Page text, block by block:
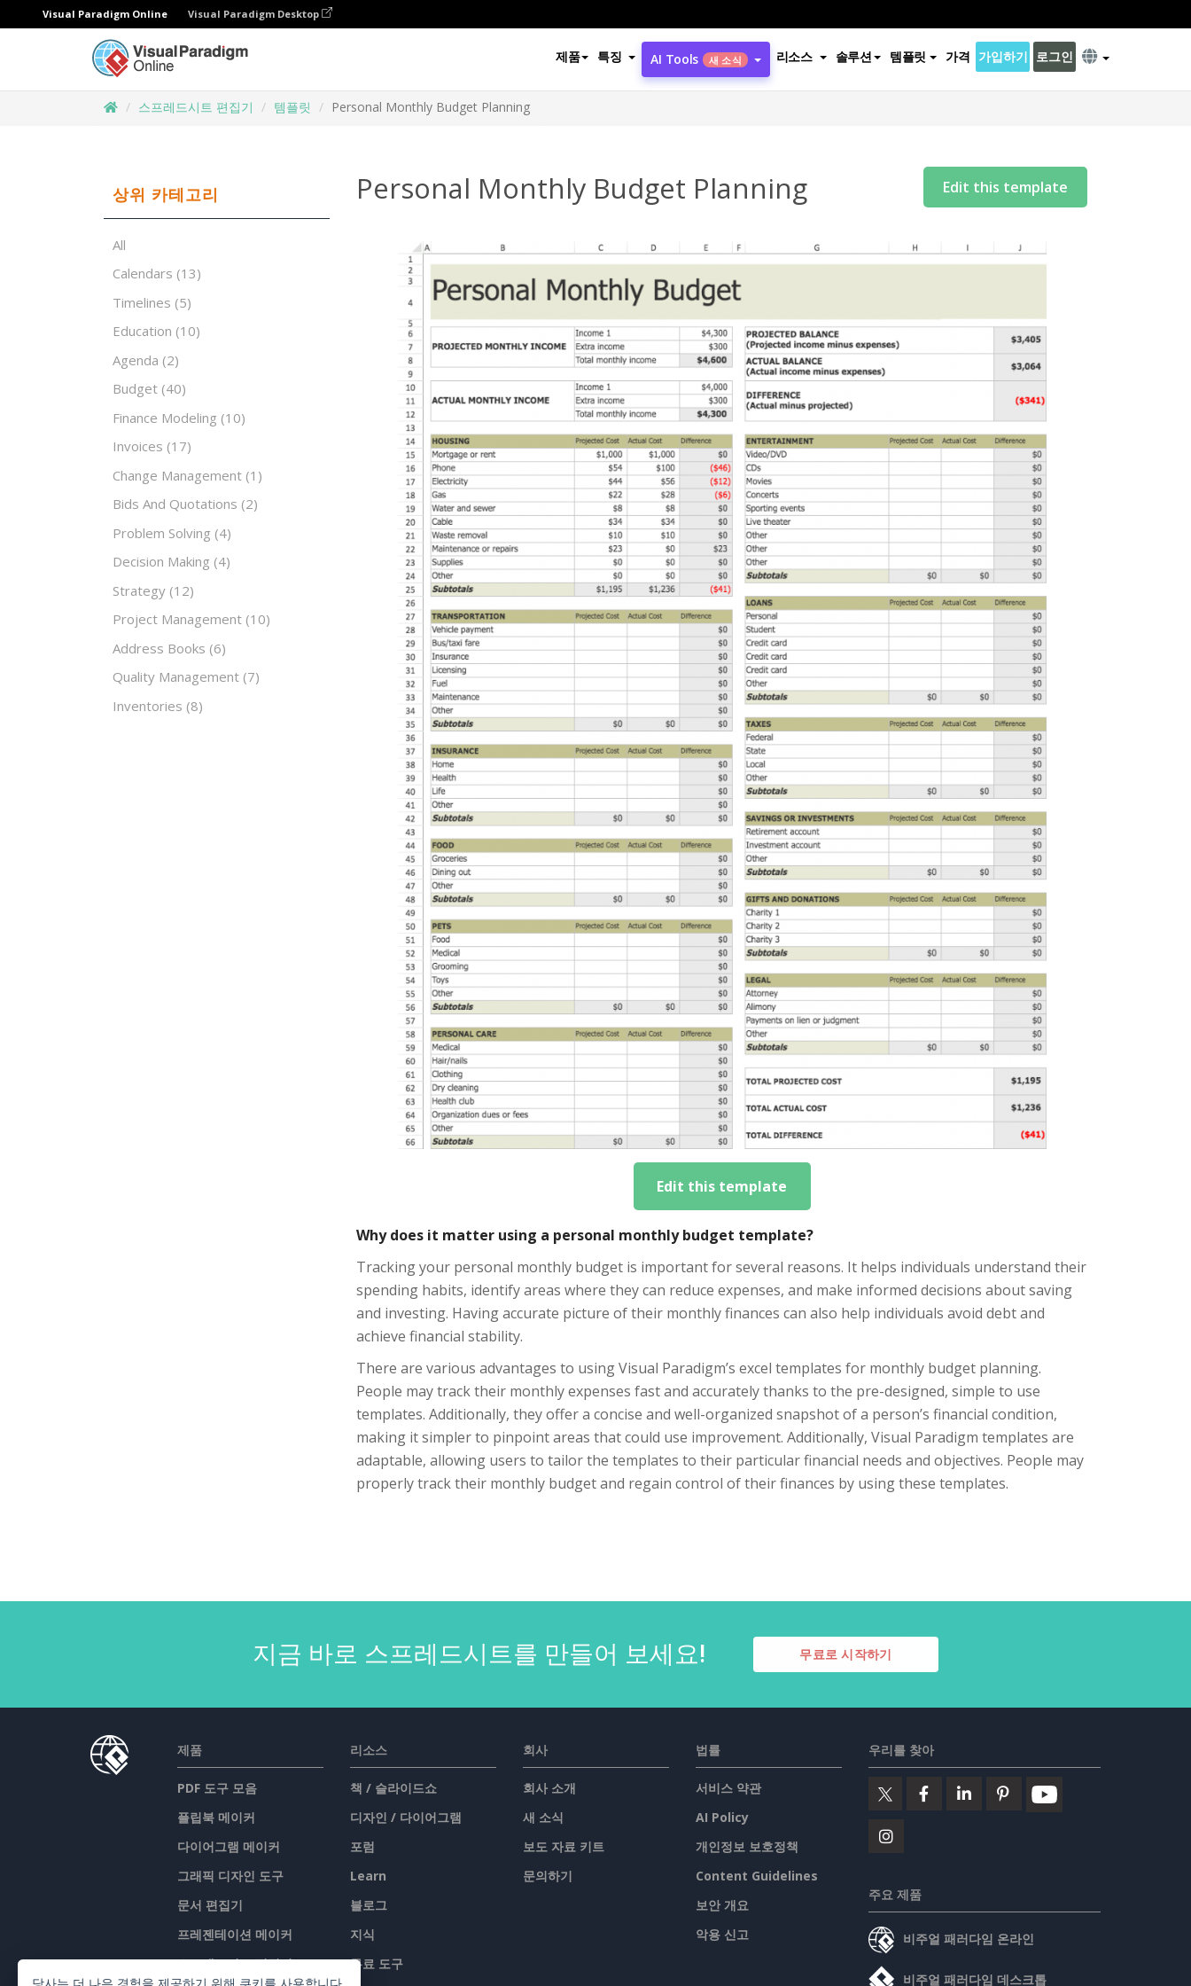
Visual Paradigm Online Visual Paradigm Desktop
제품 특징 AI Tools 새 소식 리소스 솔루션 템플릿 가격 가입하기 로그인
스프레드시트 편집기 템플릿 Personal Monthly Budget Planning
상위 카테고리
All
Calendars (13)
Timelines (5)
Education (10)
Agenda (2)
Budget (40)
Finance Modeling (10)
Invoices (17)
Change Management (1)
Bids And Quotations (2)
Problem Solving (4)
Decision Making (4)
Strategy (12)
Project Management (10)
Address Books (6)
Quality Management (7)
Inventories (8)
Personal Monthly Budget Planning Edit this template
Edit this template
Why does it matter using a personal monthly budget template?
Tracking your personal monthly budget is important for several reasons. It helps individuals understand their
spending habits, identify areas where they can reduce expenses, and make informed decisions about saving
and investing. Having accurate picture of their monthly finances can also help individuals avoid debt and
achieve financial stability.
There are various advantages to using Visual Paradigm’s excel templates for monthly budget planning.
People may track their monthly expenses fast and accurately thanks to the pre-designed, simple to use
templates. Additionally, they offer a concise and well-organized snapshot of a person’s financial condition,
making it simpler to pinpoint areas that could use improvement. Additionally, Visual Paradigm templates are
adaptable, allowing users to tailor the templates to their particular financial needs and objectives. People may
properly track their monthly budget and regain control of their finances by using these templates.
지금 바로 스프레드시트를 만들어 보세요! 무료로 시작하기
제품
PDF 도구 모음
플립북 메이커
다이어그램 메이커
그래픽 디자인 도구
문서 편집기
프레젠테이션 메이커
스프레드시트 편집기
리소스
책 / 슬라이드쇼
디자인 / 다이어그램
포럼
Learn
블로그
지식
무료 도구
회사
회사 소개
새 소식
보도 자료 키트
문의하기
법률
서비스 약관
AI Policy
개인정보 보호정책
Content Guidelines
보안 개요
악용 신고
우리를 찾아
주요 제품
비주얼 패러다임 온라인
비주얼 패러다임 데스크톱